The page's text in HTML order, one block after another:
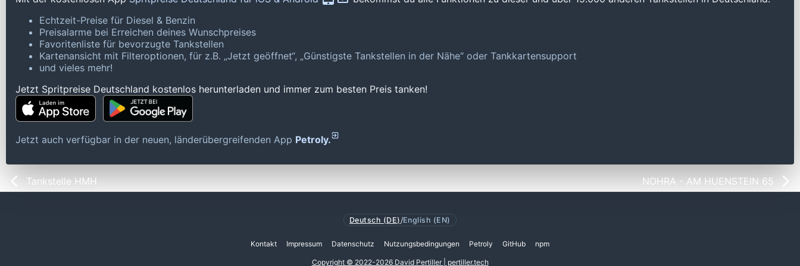
Echtzeit-Preise für Diesel & Benzin
Preisalarme bei Erreichen deines Wunschpreises
Favoritenliste für bevorzugte Tankstellen
Kartenansicht mit Filteroptionen, für z.B. „Jetzt geöffnet“, „Günstigste Tankstellen in der Nähe“ oder Tankkartensupport
und vieles mehr!
Jetzt Spritpreise Deutschland kostenlos herunterladen und immer zum besten Preis tanken!
Jetzt auch verfügbar in der neuen, länderübergreifenden App Petroly.
Tankstelle HMH NOHRA - AM HUENSTEIN 65
Deutsch (DE) /English (EN)
Kontakt Impressum Datenschutz Nutzungsbedingungen Petroly GitHub npm
Copyright © 2022-2026 David Pertiller | pertiller.tech